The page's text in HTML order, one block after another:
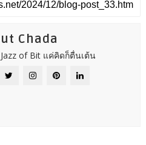
Chada
Jazz of Bit แค่คิดก็ตื่นเต้น